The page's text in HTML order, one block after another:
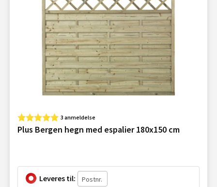
3 anmeldelse
Plus Bergen hegn med espalier 180x150 cm
Leveres til: